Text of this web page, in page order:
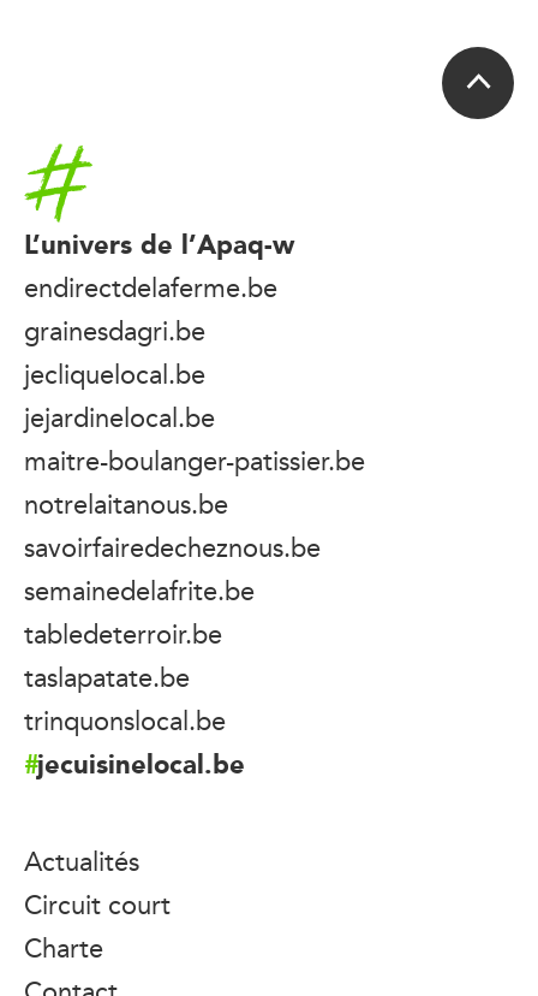
Accueil
L’univers de l’Apaq-w
endirectdelaferme.be
grainesdagri.be
jecliquelocal.be
jejardinelocal.be
maitre-boulanger-patissier.be
notrelaitanous.be
savoirfairedecheznous.be
semainedelafrite.be
tabledeterroir.be
taslapatate.be
trinquonslocal.be
jecuisinelocal.be
Actualités
Circuit court
Charte